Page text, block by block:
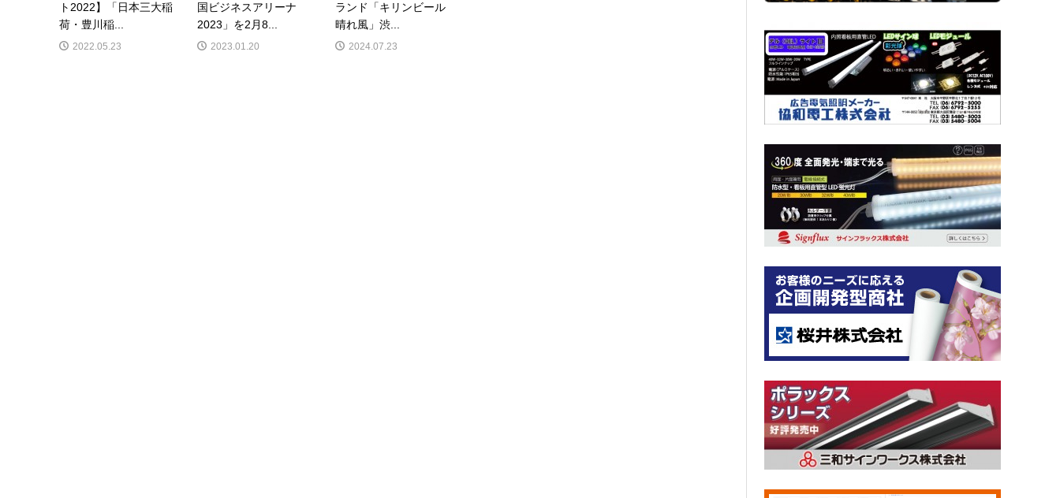
ト2022】「日本三大稲
荷・豊川稲...
2022.05.23
国ビジネスアリーナ
2023」を2月8...
2023.01.20
ランド「キリンビール
晴れ風」渋...
2024.07.23